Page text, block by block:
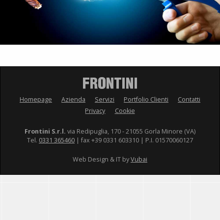
Homepage Azienda Servizi Portfolio Clienti
Contatti
Privacy
Cookie
Frontini S.r.l. via Redipuglia, 170 - 21055 Gorla Minore (VA)
Tel. 0331 365460 | fax +39 0331 603310 | P.I. 01570060127
Web Design & IT byVubai